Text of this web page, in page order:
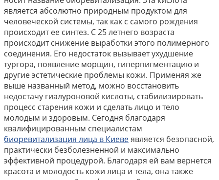
является абсолютно природным продуктом для
человеческой системы, так как с самого рождения
происходит ее синтез. С 25 летнего возраста
происходит снижение выработки этого полимерного
соединения. Его недостаток вызывает ухудшение
тургора, появление морщин, гиперпигментацию и
другие эстетические проблемы кожи. Применяя же
выше названный метод, можно восстановить
недостачу гиалуроновой кислоты, стабилизировать
процесс старения кожи и сделать лицо и тело
молодым и здоровым. Сегодня благодаря
квалифицированным специалистам
биоревитализация лица в Киевеявляется безопасной,
практически безболезненной и максимально
эффективной процедурой. Благодаря ей вам вернется
красота и молодость кожи лица и тела, она также